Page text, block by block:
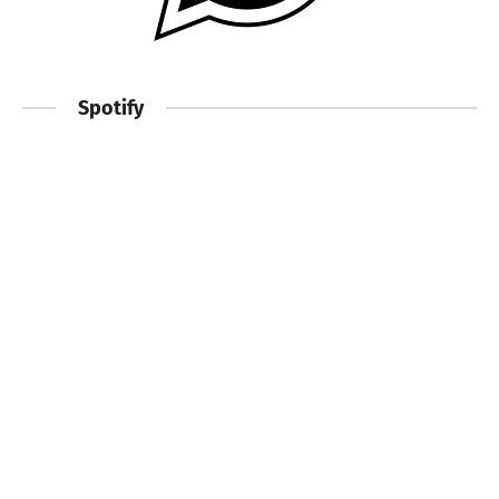
Spotify